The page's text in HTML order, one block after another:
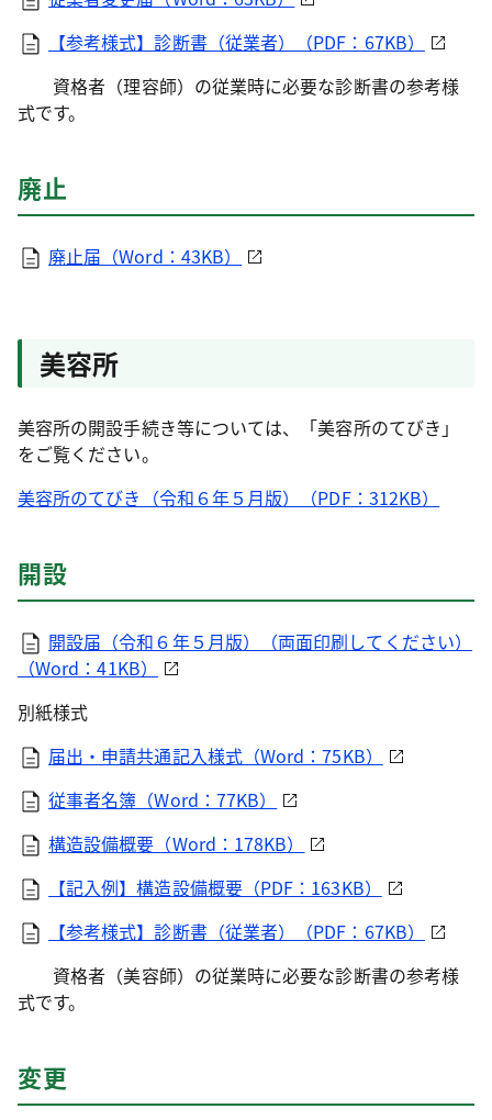
【参考様式】診断書（従業者）（PDF：67KB）
資格者（理容師）の従業時に必要な診断書の参考様
式です。
廃止
廃止届（Word：43KB）
美容所
美容所の開設手続き等については、「美容所のてびき」
をご覧ください。
美容所のてびき（令和６年５月版）（PDF：312KB）
開設
開設届（令和６年５月版）（両面印刷してください）
（Word：41KB）
別紙様式
届出・申請共通記入様式（Word：75KB）
従事者名簿（Word：77KB）
構造設備概要（Word：178KB）
【記入例】構造設備概要（PDF：163KB）
【参考様式】診断書（従業者）（PDF：67KB）
資格者（美容師）の従業時に必要な診断書の参考様
式です。
変更